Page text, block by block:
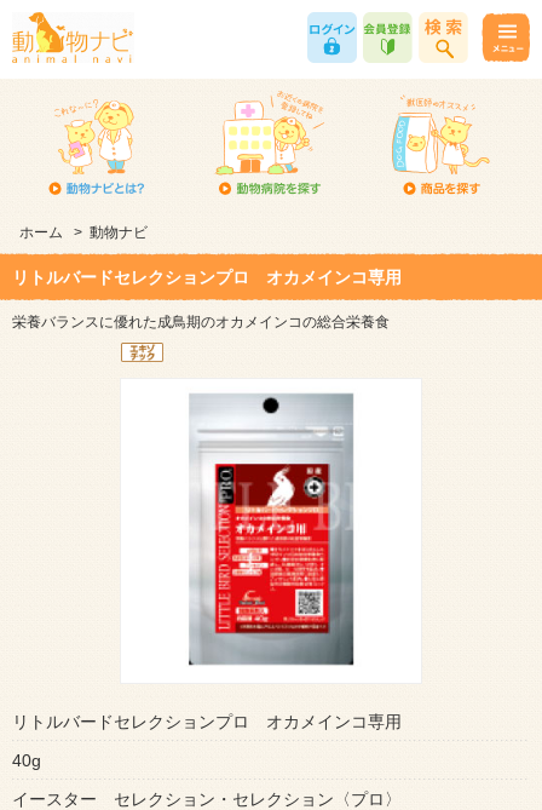
ホーム > 動物ナビ
リトルバードセレクションプロ オカメインコ専用
栄養バランスに優れた成鳥期のオカメインコの総合栄養食
リトルバードセレクションプロ オカメインコ専用
40g
イースター セレクション・セレクション〈プロ〉